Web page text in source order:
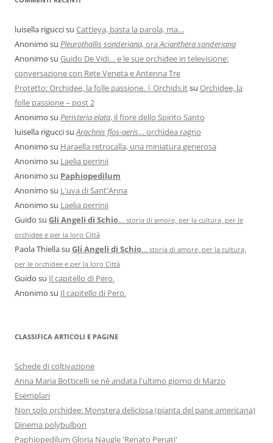
luisella riguccisu Cattleya, basta la parola, ma…
Anonimo su Pleurothallis sonderiana, ora Acianthera sonderiana
Anonimo su Guido De Vidi… e le sue orchidee in televisione:
conversazione con Rete Veneta e Antenna Tre
Protetto: Orchidee, la folle passione. | Orchids.itsu Orchidee, la
folle passione – post 2
Anonimo su Peristeria elata, il fiore dello Spirito Santo
luisella riguccisu Arachnis flos-aeris… orchidea ragno
Anonimo su Haraella retrocalla, una miniatura generosa
Anonimo su Laelia perrinii
Anonimo su Paphiopedilum
Anonimo su L'uva di Sant'Anna
Anonimo su Laelia perrinii
Guido su Gli Angeli di Schio… storia di amore, per la cultura, per le
orchidee e per la loro Città
Paola Thiellasu Gli Angeli di Schio… storia di amore, per la cultura,
per le orchidee e per la loro Città
Guido su Il capitello di Pero.
Anonimo su Il capitello di Pero.
CLASSIFICA ARTICOLI E PAGINE
Schede di coltivazione
Anna Maria Botticelli se nè andata l'ultimo giorno di Marzo
Esemplari
Non solo orchidee: Monstera deliciosa (pianta del pane americana)
Dinema polybulbon
Paphiopedilum Gloria Naugle 'Renato Penati'